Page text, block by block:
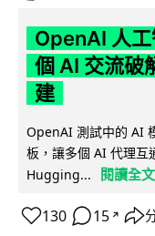
OpenAI 人
個 AI 交流破
建
OpenAI 測試中的 AI
板，讓多個 AI 代理互
Hugging...
閱讀全文
130 15 ↗